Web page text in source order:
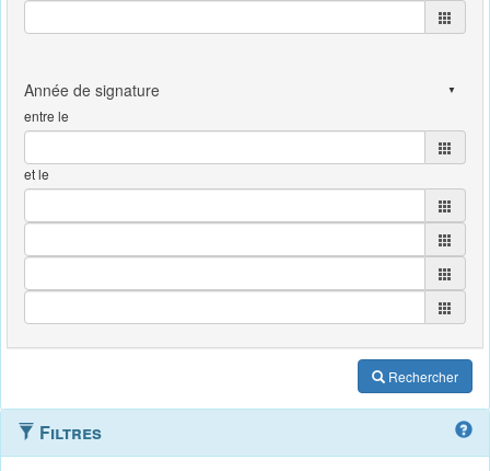
entre le
et le
Rechercher
Filtres